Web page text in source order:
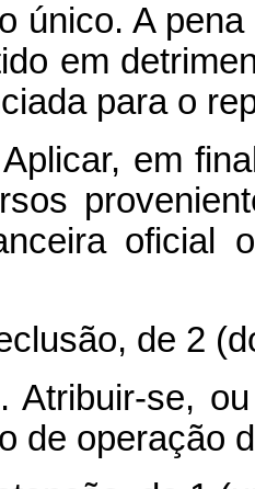
A pena
em
para o
em
oficial
de 2
Atribuir-se,
de operação